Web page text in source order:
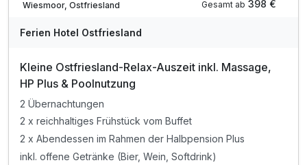
Wiesmoor, Ostfriesland
Gesamt ab 398 €
Ferien Hotel Ostfriesland
Kleine Ostfriesland-Relax-Auszeit inkl. Massage,
HP Plus & Poolnutzung
2 Übernachtungen
2 x reichhaltiges Frühstück vom Buffet
2 x Abendessen im Rahmen der Halbpension Plus
inkl. offene Getränke (Bier, Wein, Softdrink)